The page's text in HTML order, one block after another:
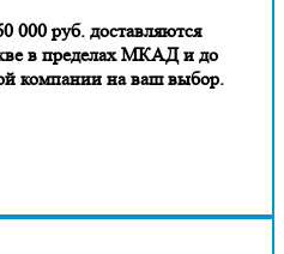
000 руб. доставляются
в пределах МКАД и до
компании на ваш выбор.